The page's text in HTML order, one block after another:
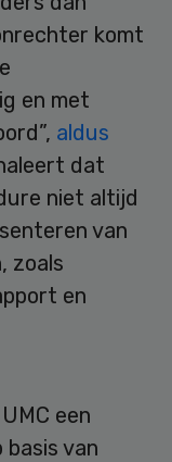
komt
en met
aldus
dat
niet altijd
van
zoals
en
een
van